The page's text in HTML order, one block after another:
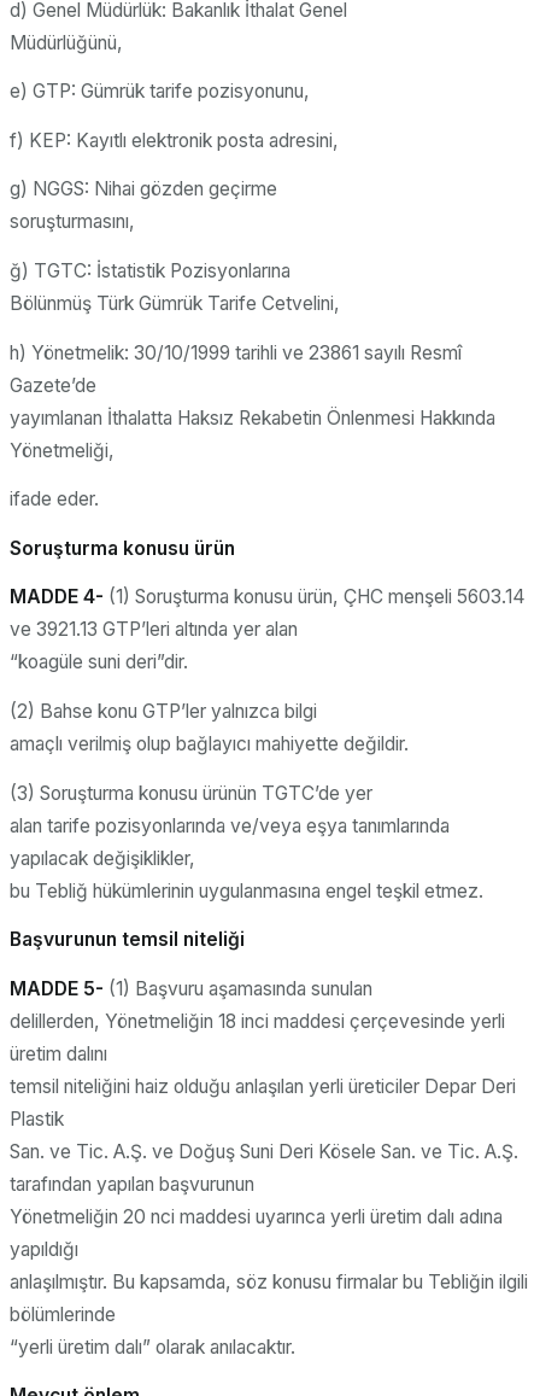
d) Genel Müdürlük: Bakanlık İthalat Genel
Müdürlüğünü,
e) GTP: Gümrük tarife pozisyonunu,
f) KEP: Kayıtlı elektronik posta adresini,
g) NGGS: Nihai gözden geçirme
soruşturmasını,
ğ) TGTC: İstatistik Pozisyonlarına
Bölünmüş Türk Gümrük Tarife Cetvelini,
h) Yönetmelik: 30/10/1999 tarihli ve 23861 sayılı Resmî
Gazete’de
yayımlanan İthalatta Haksız Rekabetin Önlenmesi Hakkında
Yönetmeliği,
ifade eder.
Soruşturma konusu ürün
MADDE 4- (1) Soruşturma konusu ürün, ÇHC menşeli 5603.14
ve 3921.13 GTP’leri altında yer alan
“koagüle suni deri”dir.
(2) Bahse konu GTP’ler yalnızca bilgi
amaçlı verilmiş olup bağlayıcı mahiyette değildir.
(3) Soruşturma konusu ürünün TGTC’de yer
alan tarife pozisyonlarında ve/veya eşya tanımlarında
yapılacak değişiklikler,
bu Tebliğ hükümlerinin uygulanmasına engel teşkil etmez.
Başvurunun temsil niteliği
MADDE 5- (1) Başvuru aşamasında sunulan
delillerden, Yönetmeliğin 18 inci maddesi çerçevesinde yerli
üretim dalını
temsil niteliğini haiz olduğu anlaşılan yerli üreticiler Depar Deri
Plastik
San. ve Tic. A.Ş. ve Doğuş Suni Deri Kösele San. ve Tic. A.Ş.
tarafından yapılan başvurunun
Yönetmeliğin 20 nci maddesi uyarınca yerli üretim dalı adına
yapıldığı
anlaşılmıştır. Bu kapsamda, söz konusu firmalar bu Tebliğin ilgili
bölümlerinde
“yerli üretim dalı” olarak anılacaktır.